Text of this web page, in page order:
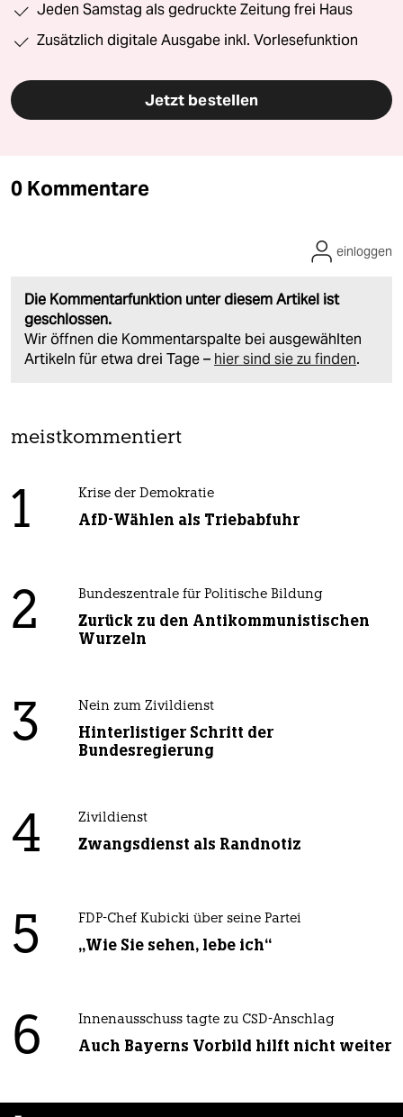
Jeden Samstag als gedruckte Zeitung frei Haus
Zusätzlich digitale Ausgabe inkl. Vorlesefunktion
Jetzt bestellen
0 Kommentare
Die Kommentarfunktion unter diesem Artikel ist
geschlossen.
Wir öffnen die Kommentarspalte bei ausgewählten
Artikeln für etwa drei Tage – hier sind sie zu finden.
einloggen
meistkommentiert
1 Krise der Demokratie
AfD-Wählen als Triebabfuhr
2 Bundeszentrale für Politische Bildung
Zurück zu den Antikommunistischen
Wurzeln
3 Nein zum Zivildienst
Hinterlistiger Schritt der
Bundesregierung
4 Zivildienst
Zwangsdienst als Randnotiz
5 FDP-Chef Kubicki über seine Partei
„Wie Sie sehen, lebe ich“
6 Innenausschuss tagte zu CSD-Anschlag
Auch Bayerns Vorbild hilft nicht weiter